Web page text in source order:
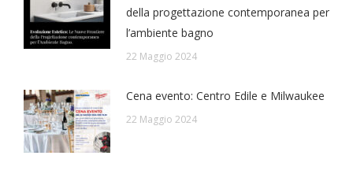
della progettazione contemporanea per
l’ambiente bagno
22 Maggio 2024
Cena evento: Centro Edile e Milwaukee
22 Maggio 2024